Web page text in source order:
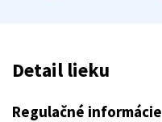
Detail lieku
Regulačné informácie